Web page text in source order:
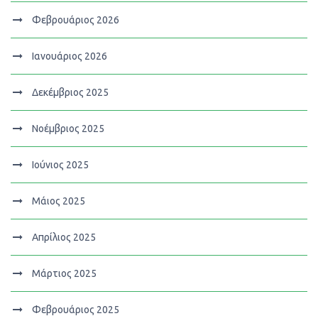
Φεβρουάριος 2026
Ιανουάριος 2026
Δεκέμβριος 2025
Νοέμβριος 2025
Ιούνιος 2025
Μάιος 2025
Απρίλιος 2025
Μάρτιος 2025
Φεβρουάριος 2025